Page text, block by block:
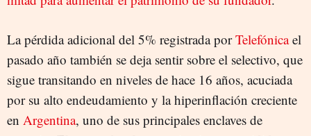
La pérdida adicional del 5% registrada porTelefónicael
pasado año también se deja sentir sobre el selectivo, que
sigue transitando en niveles de hace 16 años, acuciada
por su alto endeudamiento y la hiperinflación creciente
en Argentina, uno de sus principales enclaves de